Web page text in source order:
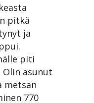
pitkä
ja
piti
asunut
metsän
770